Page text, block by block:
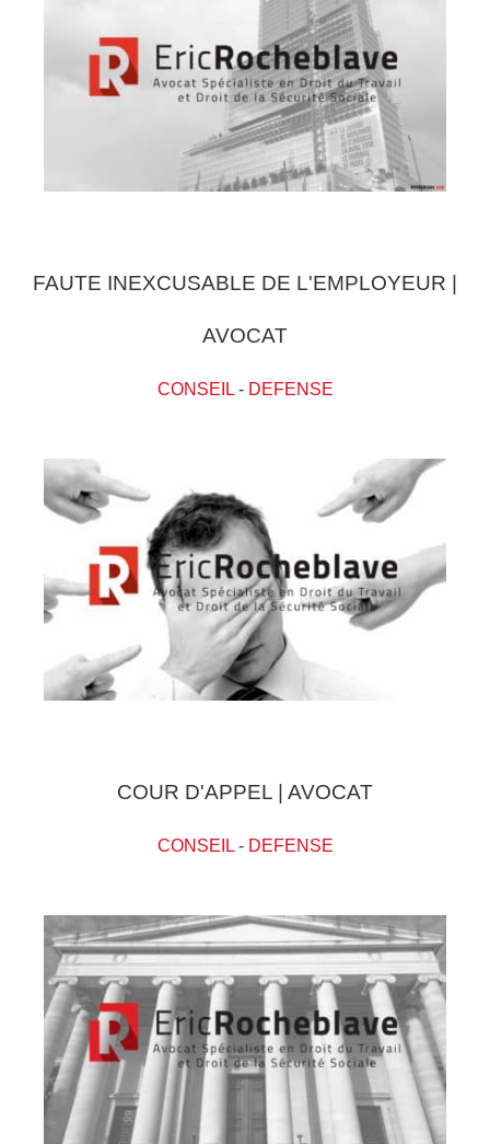
FAUTE INEXCUSABLE DE L'EMPLOYEUR |
AVOCAT
CONSEIL- DEFENSE
COUR D'APPEL | AVOCAT
CONSEIL- DEFENSE